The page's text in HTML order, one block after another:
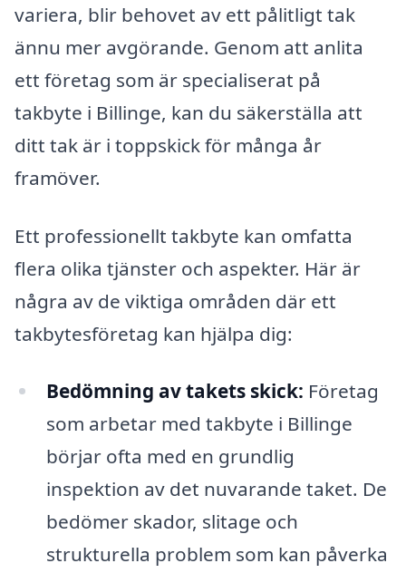
variera, blir behovet av ett pålitligt tak
ännu mer avgörande. Genom att anlita
ett företag som är specialiserat på
takbyte i Billinge, kan du säkerställa att
ditt tak är i toppskick för många år
framöver.
Ett professionellt takbyte kan omfatta
flera olika tjänster och aspekter. Här är
några av de viktiga områden där ett
takbytesföretag kan hjälpa dig:
Bedömning av takets skick: Företag
som arbetar med takbyte i Billinge
börjar ofta med en grundlig
inspektion av det nuvarande taket. De
bedömer skador, slitage och
strukturella problem som kan påverka